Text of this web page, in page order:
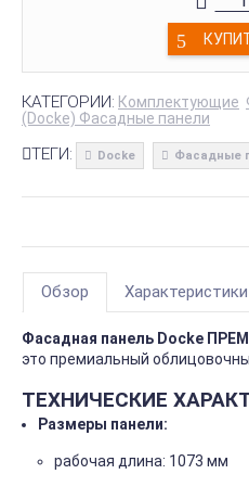
КАТЕГОРИИ: Комплектующие
(Docke) Фасадные панели
ТЕГИ: Docke Фасадные
Обзор Характеристики
Фасадная панель Docke
это премиальный
ТЕХНИЧЕСКИЕ
Размеры панели:
рабочая длина: 1073 мм